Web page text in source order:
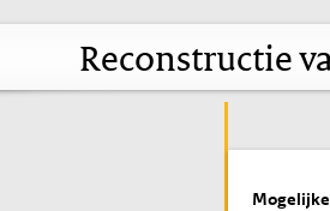
Reconstructie